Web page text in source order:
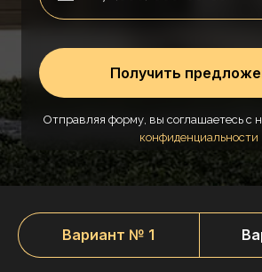
Получить
Отправляя форму, вы соглашаетесь с
конфиденциальности
Вариант № 1